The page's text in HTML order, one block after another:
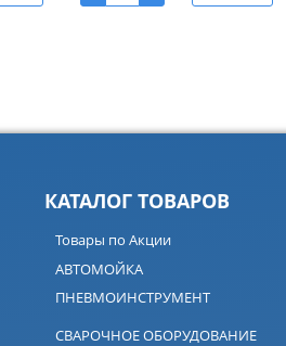
КАТАЛОГ ТОВАРОВ
Товары по Акции
АВТОМОЙКА
ПНЕВМОИНСТРУМЕНТ
СВАРОЧНОЕ ОБОРУДОВАНИЕ